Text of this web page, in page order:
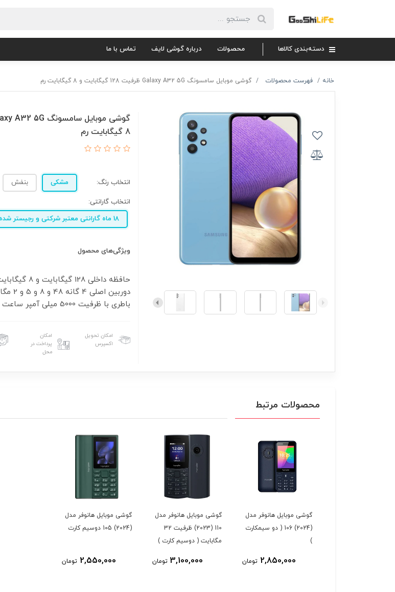
دسته‌بندی کالاها محصولات درباره گوشی لایف تماس با ما
خانه فهرست محصولات گوشی موبایل سامسونگ Galaxy A32 5G ظرفیت 128 گیگابایت و 8 گیگابایت رم
8 گیگابایت رم
انتخاب رنگ: مشکی بنفش
انتخاب گارانتی:
18 ماه گارانتی معتبر شرکتی و رجیستر شده - ساخت ویتنام
ویژگی‌های محصول
باطری با ظرفیت 5000 میلی آمپر ساعت
امکان تحویل
اکسپرس
امکان
پرداخت در
محل
محصولات مرتبط
گوشی موبایل هانوفر مدل
(2024) 106 ( دو سیمکارت
)
2,850,000 تومان
گوشی موبایل هانوفر مدل
110 (2023) ظرفیت 32
مگابایت ( دوسیم کارت )
3,100,000 تومان
گوشی موبایل هانوفر مدل
(2024) 105 دوسیم کارت
2,550,000 تومان